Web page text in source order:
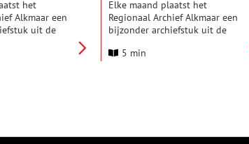
het
Alkmaar een
uit de
een map
meer dan
Elke maand plaatst het
Regionaal Archief Alkmaar een
bijzonder archiefstuk uit de
Deze keer: een brief uit 1647
5 min